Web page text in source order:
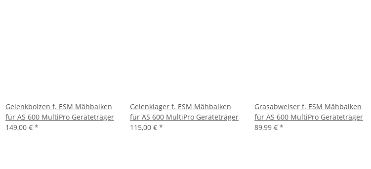
Gelenkbolzen f. ESM Mähbalken
für AS 600 MultiPro Geräteträger
149,00 € *
Gelenklager f. ESM Mähbalken
für AS 600 MultiPro Geräteträger
115,00 € *
Grasabweiser f. ESM Mähbalken
für AS 600 MultiPro Geräteträger
89,99 € *